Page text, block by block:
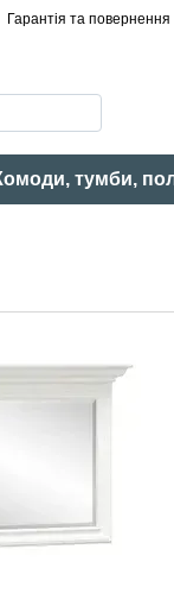
Гарантія та повернення
тумби,